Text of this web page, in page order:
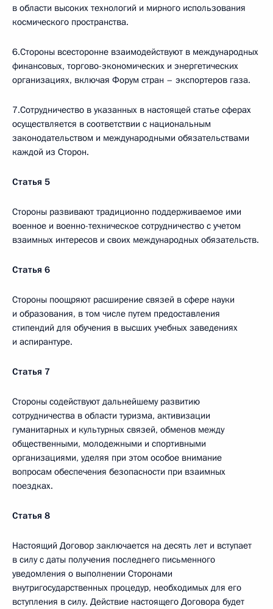
в области высоких технологий и мирного использования
космического пространства.
6.Стороны всесторонне взаимодействуют в международных
финансовых, торгово-экономических и энергетических
организациях, включая Форум стран – экспортеров газа.
7.Сотрудничество в указанных в настоящей статье сферах
осуществляется в соответствии с национальным
законодательством и международными обязательствами
каждой из Сторон.
Статья 5
Стороны развивают традиционно поддерживаемое ими
военное и военно-техническое сотрудничество с учетом
взаимных интересов и своих международных обязательств.
Статья 6
Стороны поощряют расширение связей в сфере науки
и образования, в том числе путем предоставления
стипендий для обучения в высших учебных заведениях
и аспирантуре.
Статья 7
Стороны содействуют дальнейшему развитию
сотрудничества в области туризма, активизации
гуманитарных и культурных связей, обменов между
общественными, молодежными и спортивными
организациями, уделяя при этом особое внимание
вопросам обеспечения безопасности при взаимных
поездках.
Статья 8
Настоящий Договор заключается на десять лет и вступает
в силу с даты получения последнего письменного
уведомления о выполнении Сторонами
внутригосударственных процедур, необходимых для его
вступления в силу. Действие настоящего Договора будет